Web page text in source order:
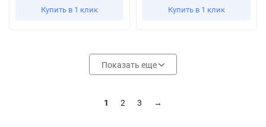
Купить в 1 клик Купить в 1 клик
Показать еще
1 2 3 →